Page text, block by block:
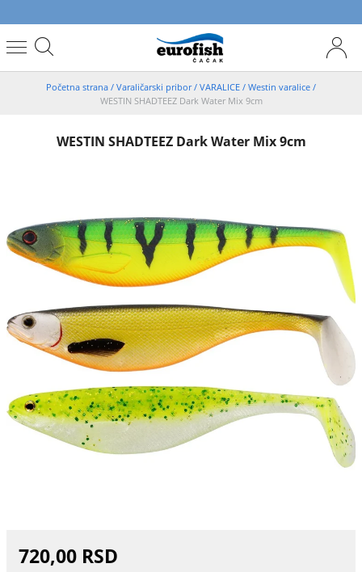
Početna strana / Varaličarski pribor/ VARALICE / Westin varalice /
WESTIN SHADTEEZ Dark Water Mix 9cm
WESTIN SHADTEEZ Dark Water Mix 9cm
720,00 RSD